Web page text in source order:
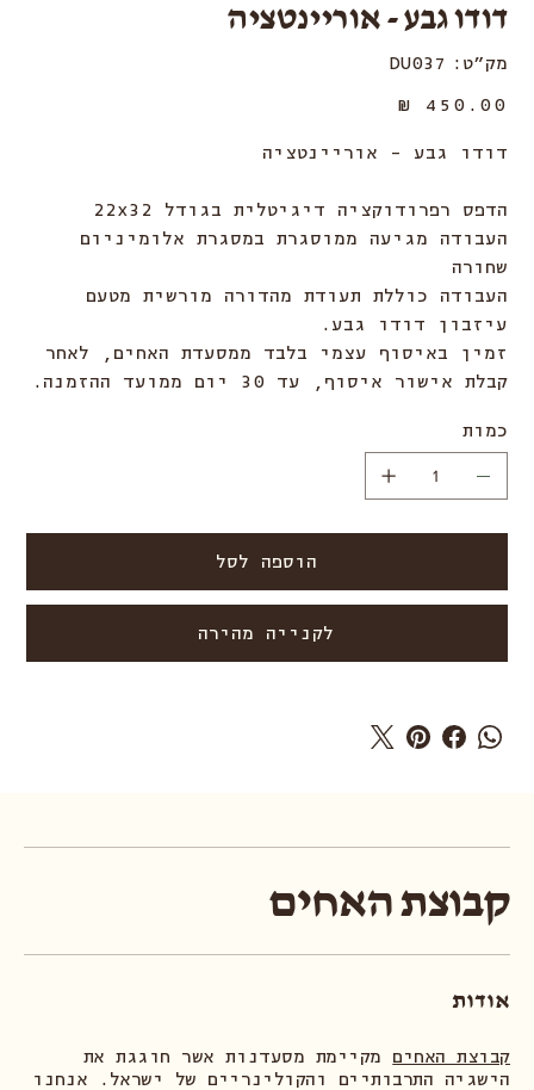
דודו גבע - אוריינטציה
מק"ט:
מק"ט
DU037
DU037
מחיר
דודו גבע - אוריינטציה
הדפס רפרודוקציה דיגיטלית בגודל 22x32
העבודה מגיעה ממוסגרת במסגרת אלומיניום
שחורה
העבודה כוללת תעודת מהדורה מורשית מטעם
עיזבון דודו גבע.
זמין באיסוף עצמי בלבד ממסעדת האחים, לאחר
קבלת אישור איסוף, עד 30 יום ממועד ההזמנה.
כמות
הוספה לסל
לקנייה מהירה
קבוצת האחים
אודות
קבוצת האחים מקיימת מסעדנות אשר חוגגת את
הישגיה התרבותיים והקולינריים של ישראל. אנחנו